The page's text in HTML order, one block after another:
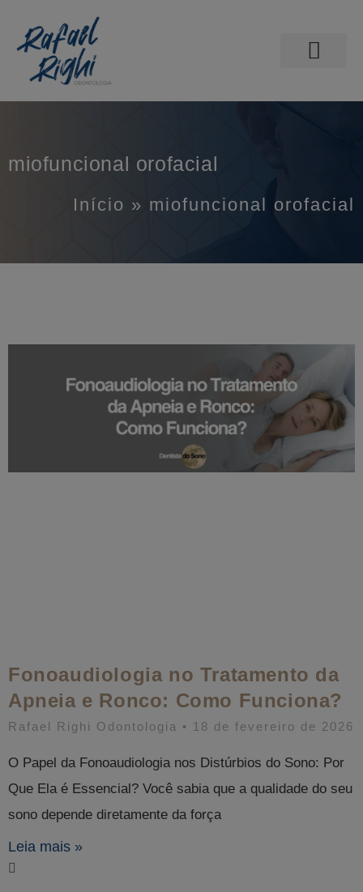
miofuncional orofacial
Início » miofuncional orofacial
Fonoaudiologia no Tratamento da
Apneia e Ronco: Como Funciona?
Rafael Righi Odontologia 18 de fevereiro de 2026
O Papel da Fonoaudiologia nos Distúrbios do Sono: Por
Que Ela é Essencial? Você sabia que a qualidade do seu
sono depende diretamente da força
Leia mais »